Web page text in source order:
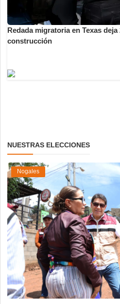
Redada migratoria en Texas
construcción
NUESTRAS ELECCIONES
Nogales